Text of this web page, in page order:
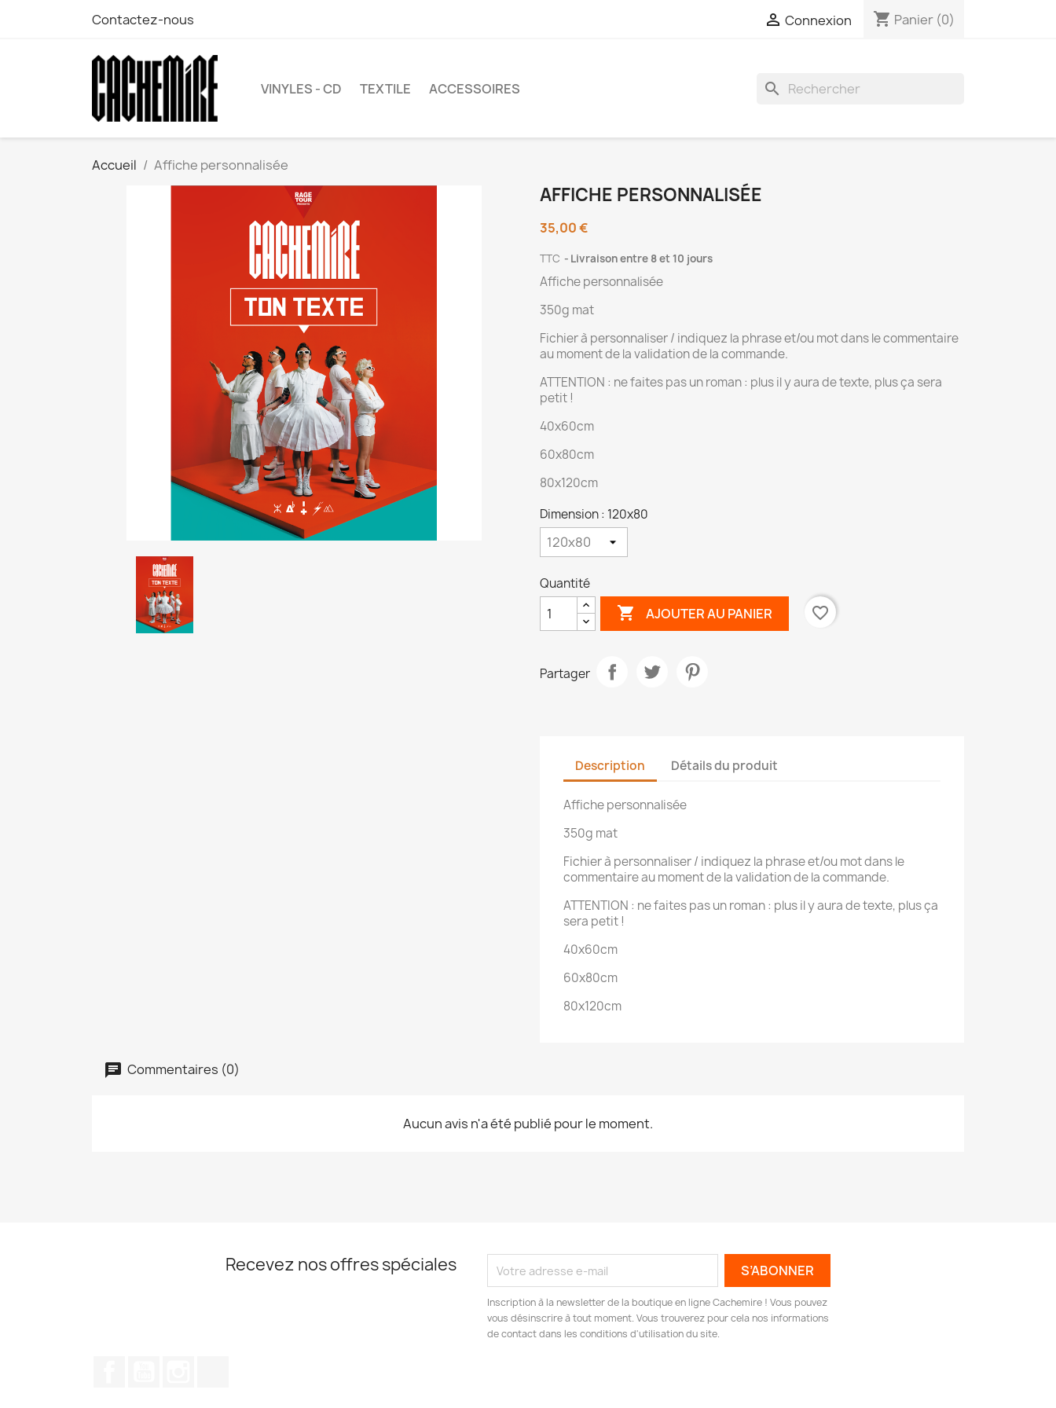
Contactez-nous  Connexion shopping_cart Panier (0)
VINYLES - CD TEXTILE ACCESSOIRES search
Accueil Affiche personnalisée
AFFICHE PERSONNALISÉE
35,00 €
TTC Livraison entre 8 et 10 jours
Affiche personnalisée
350g mat
Fichier à personnaliser / indiquez la phrase et/ou mot dans le commentaire
au moment de la validation de la commande.
ATTENTION : ne faites pas un roman : plus il y aura de texte, plus ça sera
petit !
40x60cm
60x80cm
80x120cm
Dimension : 120x80
Quantité
 AJOUTER AU PANIER favorite_border
Partager
Description Détails du produit
Affiche personnalisée
350g mat
Fichier à personnaliser / indiquez la phrase et/ou mot dans le
commentaire au moment de la validation de la commande.
ATTENTION : ne faites pas un roman : plus il y aura de texte, plus ça
sera petit !
40x60cm
60x80cm
80x120cm
Commentaires (0)
Aucun avis n'a été publié pour le moment.
Recevez nos offres spéciales
Inscription à la newsletter de la boutique en ligne Cachemire ! Vous pouvez
vous désinscrire à tout moment. Vous trouverez pour cela nos informations
de contact dans les conditions d'utilisation du site.